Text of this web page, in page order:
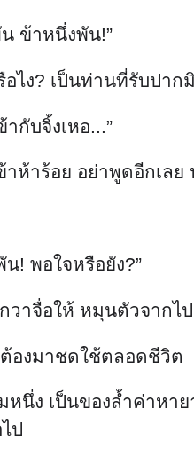
น ข้าหนึ่งพัน!”
ไง? เป็นท่านที่รับปา
กับจิ้งเหอ...”
าร้อย อย่าพูดอีกเลย
! พอใจหรือยัง?”
าจื่อให้ หมุนตัวจากไ
ต้องมาชดใช้ตลอดชีวิต
หนึ่ง เป็นของล้ำค่าหา
ป